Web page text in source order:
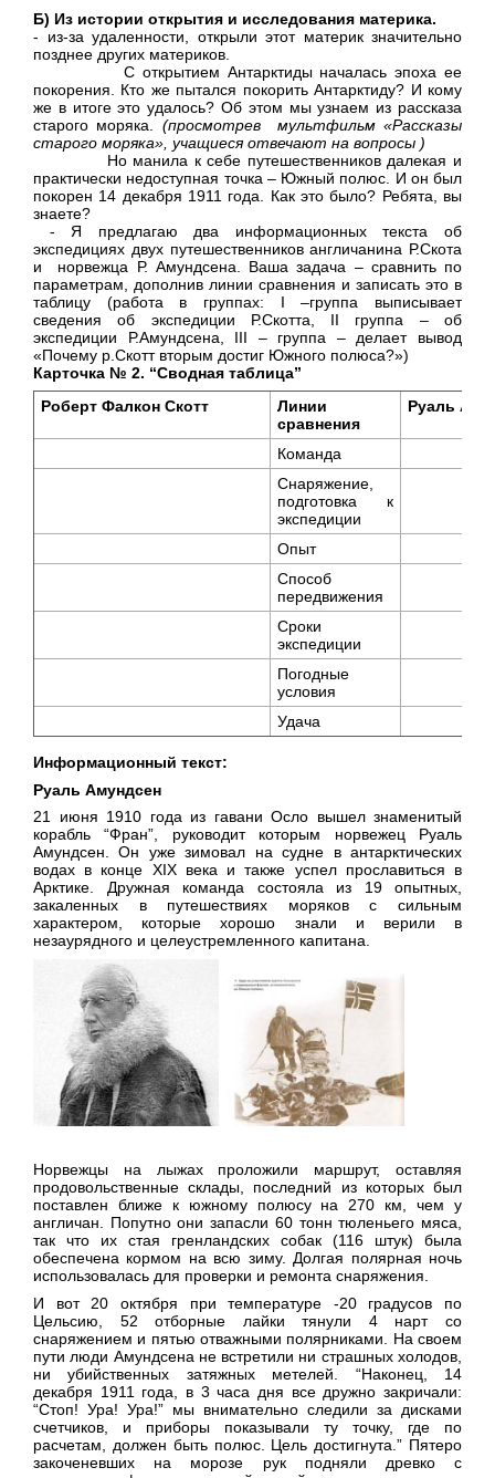
Б) Из истории открытия и исследования материка.
- из-за удаленности, открыли этот материк значительно
позднее других материков.
С открытием Антарктиды началась эпоха ее
покорения. Кто же пытался покорить Антарктиду? И кому
же в итоге это удалось? Об этом мы узнаем из рассказа
старого моряка. (просмотрев мультфильм «Рассказы
старого моряка», учащиеся отвечают на вопросы )
Но манила к себе путешественников далекая и
практически недоступная точка – Южный полюс. И он был
покорен 14 декабря 1911 года. Как это было? Ребята, вы
знаете?
- Я предлагаю два информационных текста об
экспедициях двух путешественников англичанина Р.Скота
и норвежца Р. Амундсена. Ваша задача – сравнить по
параметрам, дополнив линии сравнения и записать это в
таблицу (работа в группах: I
–группа выписывает
сведения об экспедиции Р.Скотта, II группа – об
экспедиции Р.Амундсена, III – группа – делает вывод
«Почему р.Скотт вторым достиг Южного полюса?»)
Карточка № 2. “Сводная таблица”
Роберт Фалкон Скотт
Линии
сравнения
Руаль
Команда
Снаряжение,
подготовка к
экспедиции
Опыт
Способ
передвижения
Сроки
экспедиции
Погодные
условия
Удача
Информационный текст:
Руаль Амундсен
21 июня 1910 года из гавани Осло вышел знаменитый
корабль “Фран”, руководит которым норвежец Руаль
Амундсен. Он уже зимовал на судне в антарктических
водах в конце XIX века и также успел прославиться в
Арктике. Дружная команда состояла из 19 опытных,
закаленных в путешествиях моряков с сильным
характером, которые хорошо знали и верили в
незаурядного и целеустремленного капитана.
Норвежцы на лыжах проложили маршрут, оставляя
продовольственные склады, последний из которых был
поставлен ближе к южному полюсу на270 км, чем у
англичан. Попутно они запасли 60 тонн тюленьего мяса,
так что их стая гренландских собак (116 штук) была
обеспечена кормом на всю зиму. Долгая полярная ночь
использовалась для проверки и ремонта снаряжения.
И вот 20 октября при температуре -20 градусов по
Цельсию, 52 отборные лайки тянули 4 нарт со
снаряжением и пятью отважными полярниками. На своем
пути люди Амундсена не встретили ни страшных холодов,
ни убийственных затяжных метелей. “Наконец, 14
декабря 1911 года, в 3 часа дня все дружно закричали:
“Стоп! Ура! Ура!” мы внимательно следили за дисками
счетчиков, и приборы показывали ту точку, где по
расчетам, должен быть полюс. Цель достигнута.” Пятеро
закоченевших на морозе рук подняли древко с